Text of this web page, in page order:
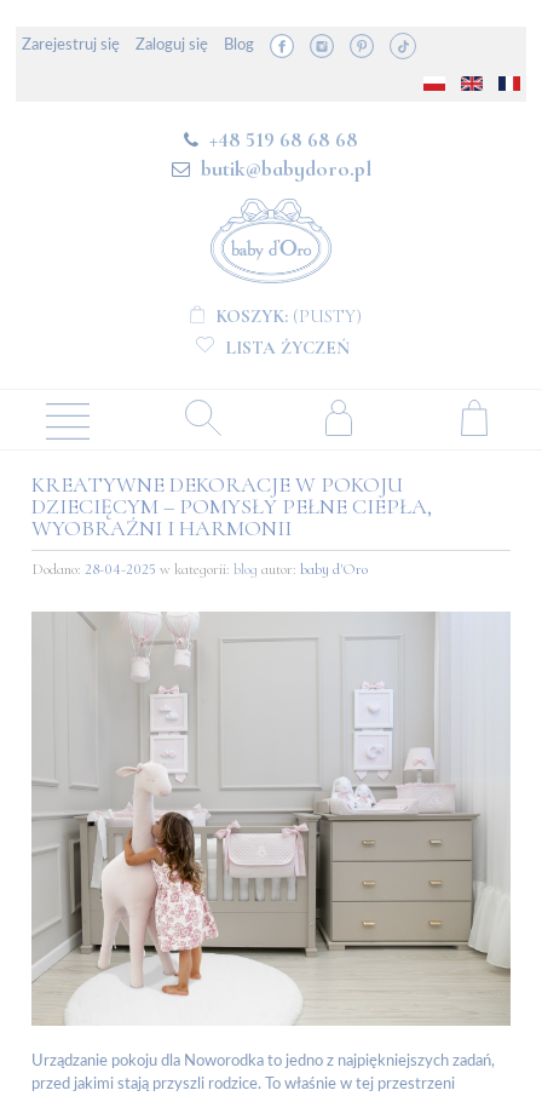
Zarejestruj się Zaloguj się Blog
+48 519 68 68 68
butik@babydoro.pl
KOSZYK: (PUSTY)
LISTA ŻYCZEŃ
KREATYWNE DEKORACJE W POKOJU
DZIECIĘCYM – POMYSŁY PEŁNE CIEPŁA,
WYOBRAŹNI I HARMONII
Dodano: 28-04-2025 w kategorii: blog autor: baby d'Oro
Urządzanie pokoju dla Noworodka to jedno z najpiękniejszych zadań,
przed jakimi stają przyszli rodzice. To właśnie w tej przestrzeni